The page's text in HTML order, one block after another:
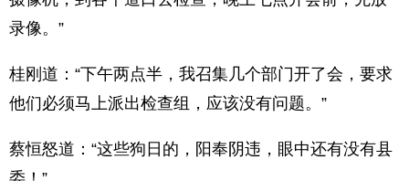
录像。”
桂刚道：“下午两点半，我召集几个部门开了会，要求
他们必须马上派出检查组，应该没有问题。”
蔡恒怒道：“这些狗日的，阳奉阴违，眼中还有没有县